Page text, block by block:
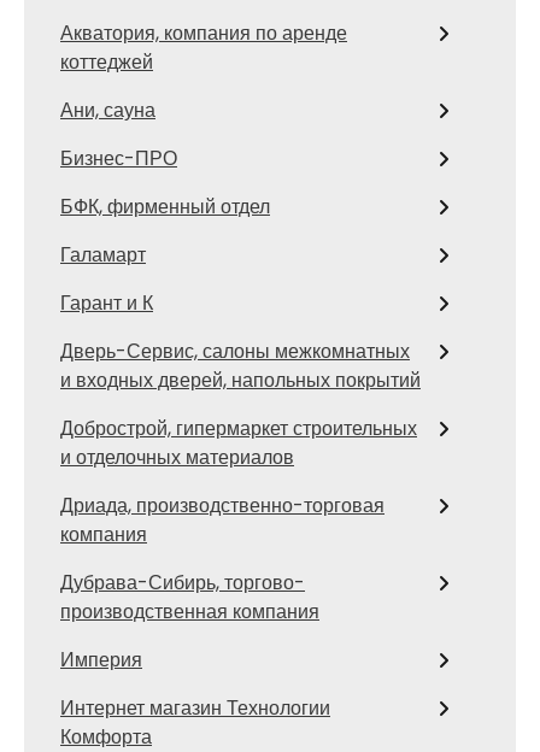
Акватория, компания по аренде
коттеджей
Ани, сауна
Бизнес-ПРО
БФК, фирменный отдел
Галамарт
Гарант и К
Дверь-Сервис, салоны межкомнатных
и входных дверей, напольных покрытий
Добрострой, гипермаркет строительных
и отделочных материалов
Дриада, производственно-торговая
компания
Дубрава-Сибирь, торгово-
производственная компания
Империя
Интернет магазин Технологии
Комфорта